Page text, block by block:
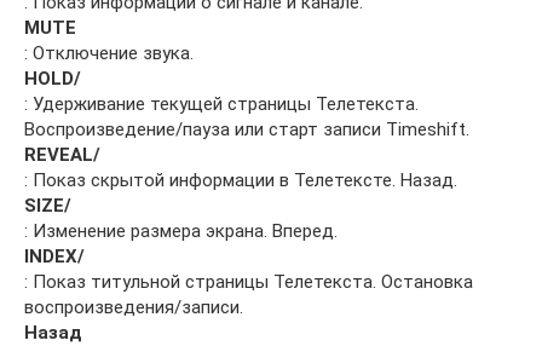
MUTE
: Отключение звука.
HOLD/
: Удерживание текущей страницы Телетекста.
Воспроизведение/пауза или старт записи Timeshift.
REVEAL/
: Показ скрытой информации в Телетексте. Назад.
SIZE/
: Изменение размера экрана. Вперед.
INDEX/
: Показ титульной страницы Телетекста. Остановка
воспроизведения/записи.
Назад